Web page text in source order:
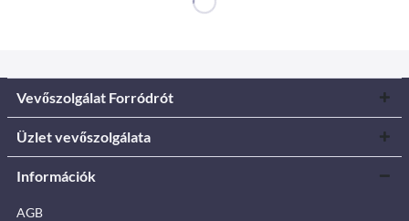
Vevőszolgálat Forródrót
Üzlet vevőszolgálata
Információk
AGB